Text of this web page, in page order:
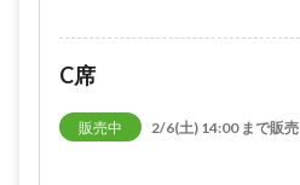
C席
販売中 2/6(土) 14:00 まで販売